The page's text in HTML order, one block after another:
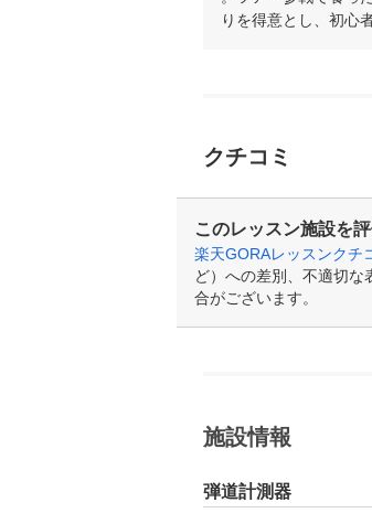
りを得意とし、初心
クチコミ
このレッスン施設を
楽天GORAレッスンクチ
ど）への差別、不適切
合がございます。
施設情報
弾道計測器